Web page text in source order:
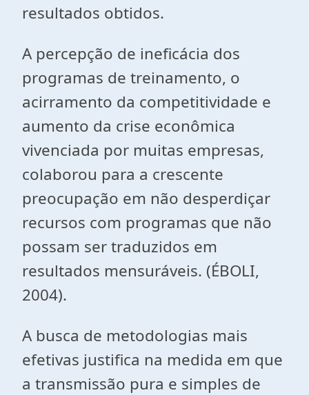
resultados obtidos.
A percepção de ineficácia dos
programas de treinamento, o
acirramento da competitividade e
aumento da crise econômica
vivenciada por muitas empresas,
colaborou para a crescente
preocupação em não desperdiçar
recursos com programas que não
possam ser traduzidos em
resultados mensuráveis. (ÉBOLI,
2004).
A busca de metodologias mais
efetivas justifica na medida em que
a transmissão pura e simples de